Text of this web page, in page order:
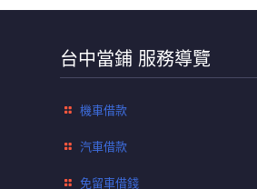
台中當鋪 服務導覽
機車借款
汽車借款
免留車借錢